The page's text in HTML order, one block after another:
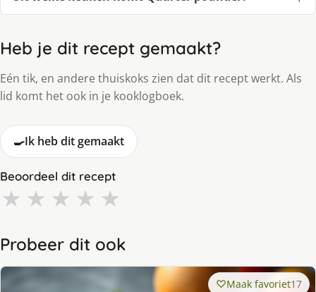
Heb je dit recept gemaakt?
Eén tik, en andere thuiskoks zien dat dit recept werkt. Als
lid komt het ook in je kooklogboek.
🍳Ik heb dit gemaakt
Beoordeel dit recept
★ ★ ★ ★ ★
Probeer dit ook
Maak favoriet17